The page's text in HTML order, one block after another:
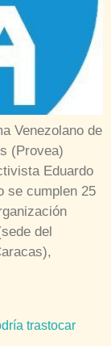
Venezolano de
(Provea)
Eduardo
se cumplen 25
del
trastocar